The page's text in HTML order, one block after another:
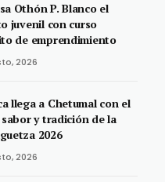
Othón P. Blanco el
juvenil con curso
de emprendimiento
2026
llega a Chetumal con el
y tradición de la
2026
2026